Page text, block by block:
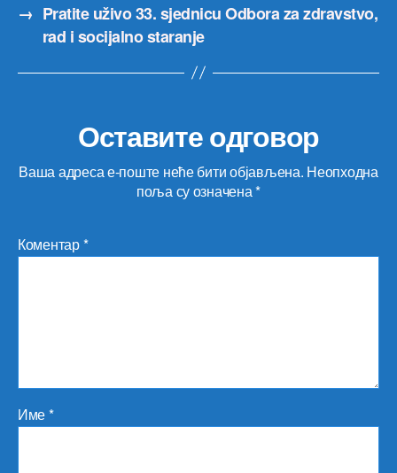
→ Pratite uživo 33. sjednicu Odbora za zdravstvo,
rad i socijalno staranje
Оставите одговор
Ваша адреса е-поште неће бити објављена. Неопходна
поља су означена*
Коментар*
Име*